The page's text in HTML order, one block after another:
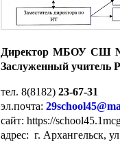
Директор МБОУ СШ
Заслуженный учитель
тел. 8(8182) 23-67-31
эл.почта:
сайт: https://
адрес: г. Архангельск,